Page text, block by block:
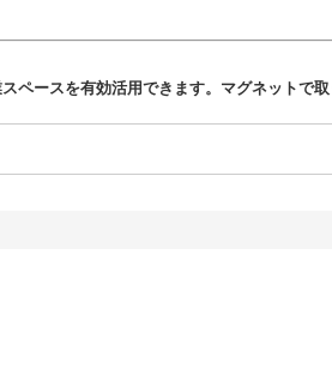
ースを有効活用できます。マグネットで